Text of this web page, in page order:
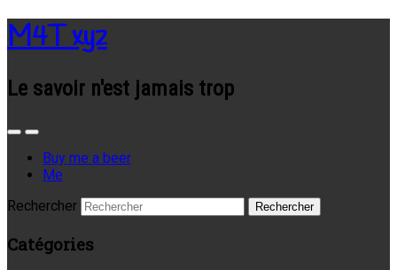
M4T xyz
Le savoir n'est jamais trop
Buy me a beer
Me
Rechercher
Catégories